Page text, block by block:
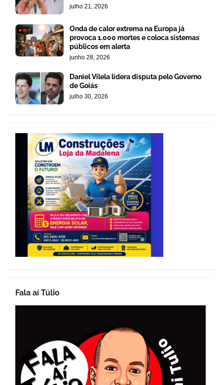
julho 21, 2026
Onda de calor extrema na Europa já
provoca 1.000 mortes e coloca sistemas
públicos em alerta
junho 28, 2026
Daniel Vilela lidera disputa pelo Governo
de Goiás
julho 30, 2026
Fala aí Túlio